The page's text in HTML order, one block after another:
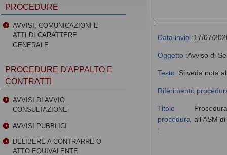
Data invio :17/07/
Oggetto :Avviso di
Testo :Si veda nota
Riferimento
Titolo
procedura
:
all'ASM
PROCEDURE
AVVISI, COMUNICAZIONI E
ATTI DI CARATTERE
GENERALE
PROCEDURE D'APPALTO E
CONTRATTI
AVVISI DI AVVIO
CONSULTAZIONE
AVVISI PUBBLICI
DELIBERE A CONTRARRE O
ATTO EQUIVALENTE